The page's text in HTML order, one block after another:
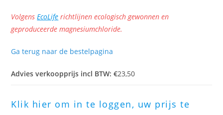
VolgensEcoLife richtlijnen ecologisch gewonnen en
geproduceerde magnesiumchloride.
Ga terug naar de bestelpagina
Advies verkoopprijs incl BTW: €23,50
Klik hier om in te loggen, uw prijs te